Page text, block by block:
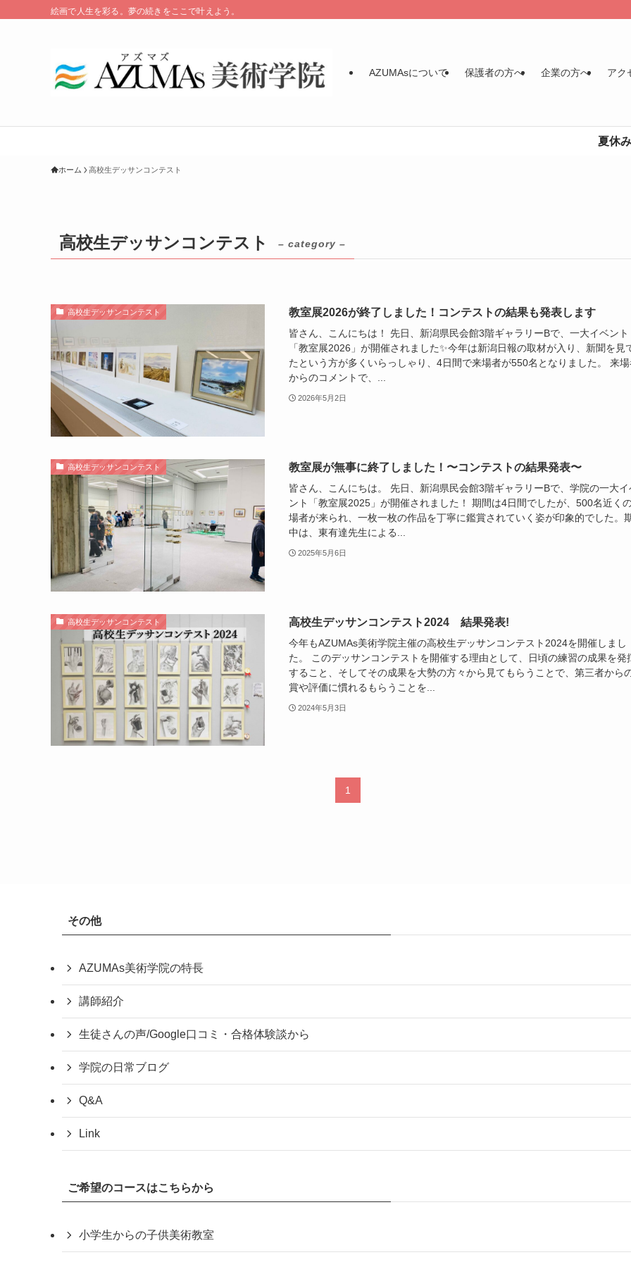
絵画で人生を彩る。夢の続きをここで叶えよう。
AZUMAsについて 保護者の方へ 企業の方へ アク
夏休み各講
ホーム 高校生デッサンコンテスト
高校生デッサンコンテスト – category –
高校生デッサンコンテスト 教室展2026が終了しました！コンテストの結果も発表します
皆さん、こんにちは！ 先日、新潟県民会館3階ギャラリーBで、一大イベント
「教室展2026」が開催されました✨今年は新潟日報の取材が入り、新聞を見
たという方が多くいらっしゃり、4日間で来場者が550名となりました。 来
からのコメントで、...
2026年5月2日
高校生デッサンコンテスト 教室展が無事に終了しました！〜コンテストの結果発表〜
皆さん、こんにちは。 先日、新潟県民会館3階ギャラリーBで、学院の一大イ
ント「教室展2025」が開催されました！ 期間は4日間でしたが、500名近く
場者が来られ、一枚一枚の作品を丁寧に鑑賞されていく姿が印象的でした。
中は、東有達先生による...
2025年5月6日
高校生デッサンコンテスト 高校生デッサンコンテスト2024 結果発表!
今年もAZUMAs美術学院主催の高校生デッサンコンテスト2024を開催しまし
た。 このデッサンコンテストを開催する理由として、日頃の練習の成果を発
すること、そしてその成果を大勢の方々から見てもらうことで、第三者から
賞や評価に慣れるもらうことを...
2024年5月3日
1
その他
AZUMAs美術学院の特長
講師紹介
生徒さんの声/Google口コミ・合格体験談から
学院の日常ブログ
Q&A
Link
ご希望のコースはこちらから
小学生からの子供美術教室